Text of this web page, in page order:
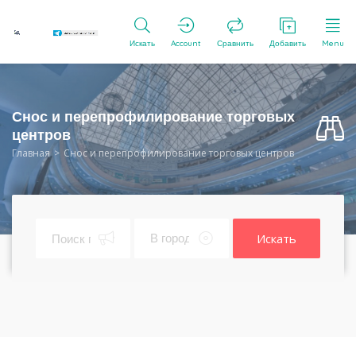
Искать Account Сравнить Добавить Menu
Снос и перепрофилирование торговых
центров
Главная Снос и перепрофилирование торговых центров
Искать